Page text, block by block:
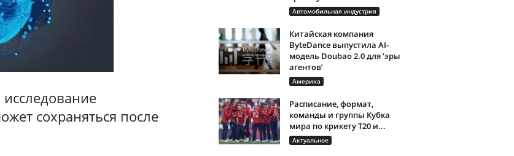
сохраняться после
Автомобильная индустрия
Китайская компания
ByteDance выпустила AI-
модель Doubao 2.0 для ‘эры
агентов’
Америка
Расписание, формат,
команды и группы Кубка
мира по крикету T20 и...
Актуальное